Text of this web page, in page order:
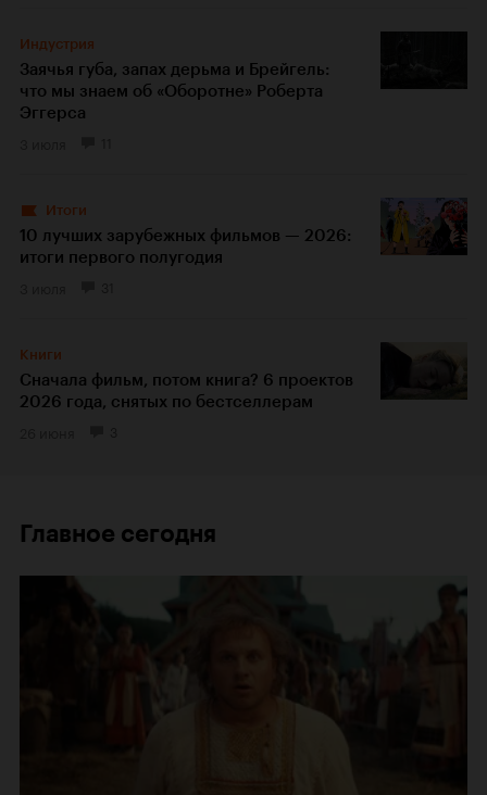
Индустрия
Заячья губа, запах дерьма и Брейгель:
что мы знаем об «Оборотне» Роберта
Эггерса
Итоги
10 лучших зарубежных фильмов — 2026:
итоги первого полугодия
Книги
Сначала фильм, потом книга? 6 проектов
2026 года, снятых по бестселлерам
Главное сегодня